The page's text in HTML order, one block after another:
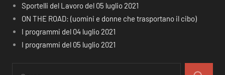
Sportelli del Lavoro del 05 luglio 2021
ON THE ROAD: (uomini e donne che trasportano il cibo)
I programmi del 04 luglio 2021
I programmi del 05 luglio 2021